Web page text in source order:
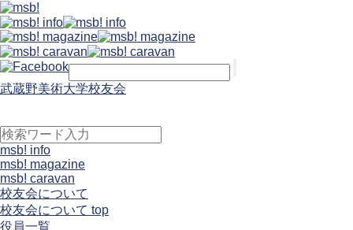
武蔵野美術大学校友会
msb! info
msb! magazine
msb! caravan
校友会について
校友会について top
役員一覧